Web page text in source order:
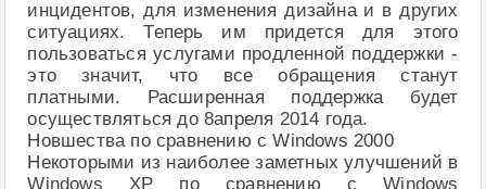
инцидентов, для изменения дизайна и в других
ситуациях. Теперь им придется для этого
пользоваться услугами продленной поддержки -
это значит, что все обращения станут
платными. Расширенная поддержка будет
осуществляться до 8апреля 2014 года.
Новшества по сравнению с Windows 2000
Некоторыми из наиболее заметных улучшений в
Windows XP по сравнению с Windows